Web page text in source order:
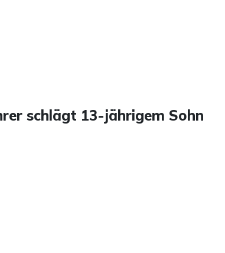
schlägt 13-jährigem Sohn